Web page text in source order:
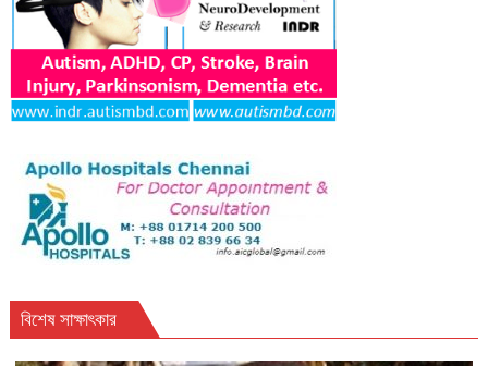
বিশেষ সাক্ষাৎকার